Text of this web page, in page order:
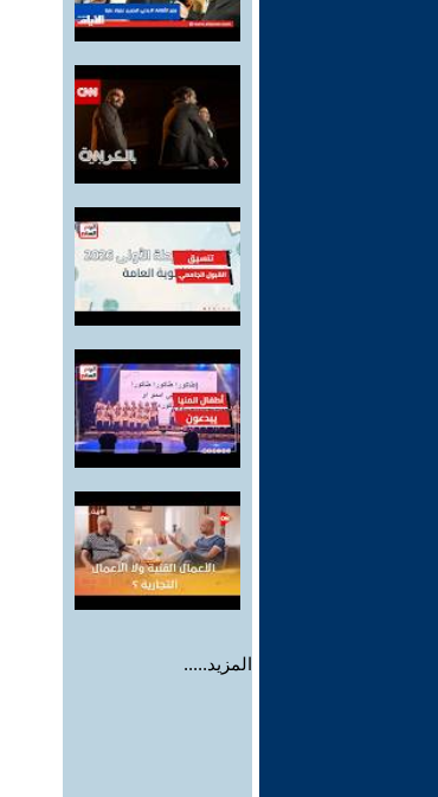
المزيد.....